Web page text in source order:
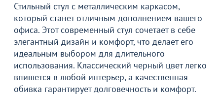
Стильный стул с металлическим каркасом,
который станет отличным дополнением вашего
офиса. Этот современный стул сочетает в себе
элегантный дизайн и комфорт, что делает его
идеальным выбором для длительного
использования. Классический черный цвет легко
впишется в любой интерьер, а качественная
обивка гарантирует долговечность и комфорт.